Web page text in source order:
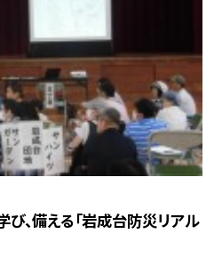
、備える「岩成台防災リアル